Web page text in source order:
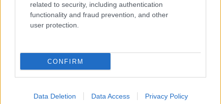
related to security, including authentication
functionality and fraud prevention, and other
user protection.
CONFIRM
Data Deletion Data Access Privacy Policy
Nem ecettel és nem szódabikarbónával: ezzel lesz újra
csillogó a vízköves csap